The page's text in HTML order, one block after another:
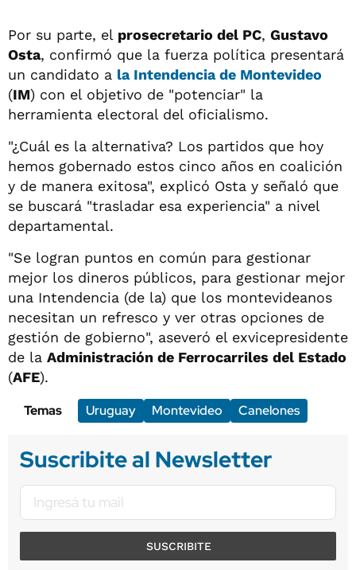
Por su parte, el prosecretario del PC, Gustavo
Osta, confirmó que la fuerza política presentará
un candidato a la Intendencia de Montevideo
(IM) con el objetivo de "potenciar" la
herramienta electoral del oficialismo.
"¿Cuál es la alternativa? Los partidos que hoy
hemos gobernado estos cinco años en coalición
y de manera exitosa", explicó Osta y señaló que
se buscará "trasladar esa experiencia" a nivel
departamental.
"Se logran puntos en común para gestionar
mejor los dineros públicos, para gestionar mejor
una Intendencia (de la) que los montevideanos
necesitan un refresco y ver otras opciones de
gestión de gobierno", aseveró el exvicepresidente
de la Administración de Ferrocarriles del Estado
(AFE).
Temas
Uruguay Montevideo Canelones
Suscribite al Newsletter
SUSCRIBITE